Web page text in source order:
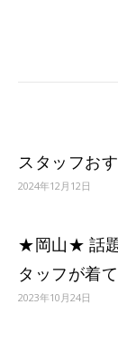
スタッフお
2024年12月12日
★岡山★ 話題
タッフが着
2023年10月24日